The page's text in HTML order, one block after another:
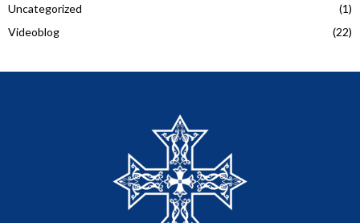
Uncategorized
(1)
Videoblog
(22)